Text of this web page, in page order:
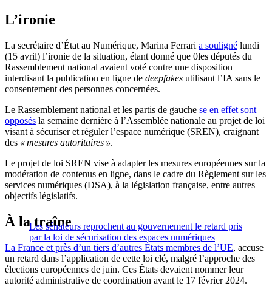
L’ironie
La secrétaire d’État au Numérique, Marina Ferrari a souligné lundi
(15 avril) l’ironie de la situation, étant donné que 0les députés du
Rassemblement national avaient voté contre une disposition
interdisant la publication en ligne de deepfakes utilisant l’IA sans le
consentement des personnes concernées.
Le Rassemblement national et les partis de gauche se en effet sont
opposés la semaine dernière à l’Assemblée nationale au projet de loi
visant à sécuriser et réguler l’espace numérique (SREN), craignant
des «mesures autoritaires ».
Le projet de loi SREN vise à adapter les mesures européennes sur la
modération de contenus en ligne, dans le cadre du Règlement sur les
services numériques (DSA), à la législation française, entre autres
objectifs législatifs.
Les sénateurs reprochent au gouvernement le retard pris
par la loi de sécurisation des espaces numériques
À la traîne
La France et près d’un tiers d’autres États membres de l’UE, accuse
un retard dans l’application de cette loi clé, malgré l’approche des
élections européennes de juin. Ces États devaient nommer leur
autorité administrative de coordination avant le 17 février 2024.